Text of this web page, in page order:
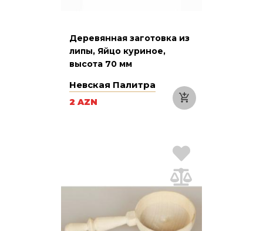
Деревянная заготовка из
липы, Яйцо куриное,
высота 70 мм
Невская Палитра
2 AZN